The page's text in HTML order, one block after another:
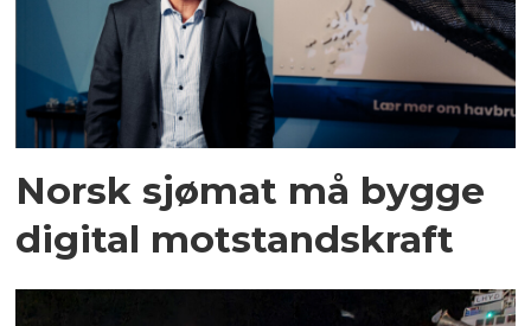
Norsk sjømat må bygge
digital motstandskraft